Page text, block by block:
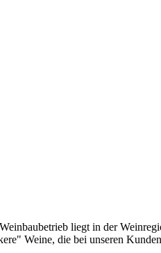
liegt in der
Weine, die bei unseren